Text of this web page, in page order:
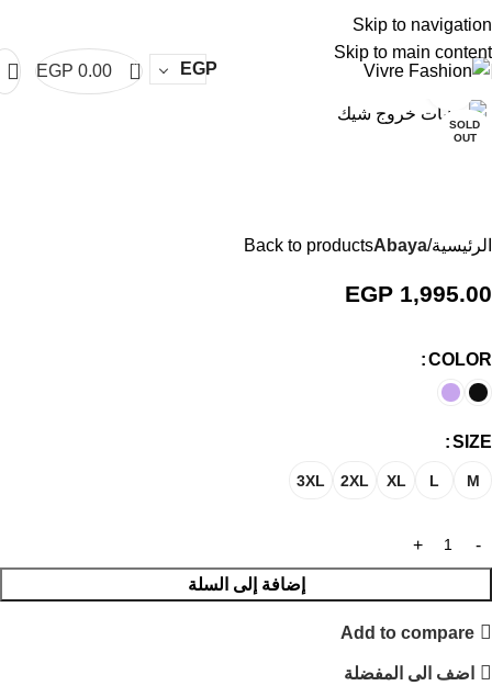
Skip to navigation
Skip to main content
Abaya Vivre Abaya
EGP
0
EGP 0.00
SOLD
OUT
الرئيسية Abaya
Back to products
EGP 1,995.00
COLOR
SIZE
M
L
XL
2XL
3XL
إضافة إلى السلة
Add to compare
اضف الى المفضلة